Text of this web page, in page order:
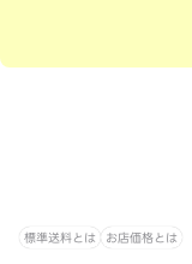
標準送料とは お店価格とは